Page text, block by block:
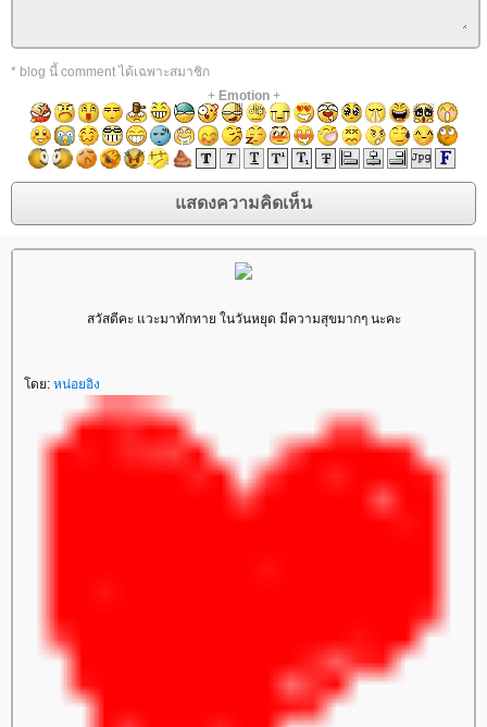
* blog นี้ comment ได้เฉพาะสมาชิก
+ Emotion+
สวัสดีคะ แวะมาทักทาย ในวันหยุด มีความสุขมากๆ นะคะ
ดย: หน่อยอิง